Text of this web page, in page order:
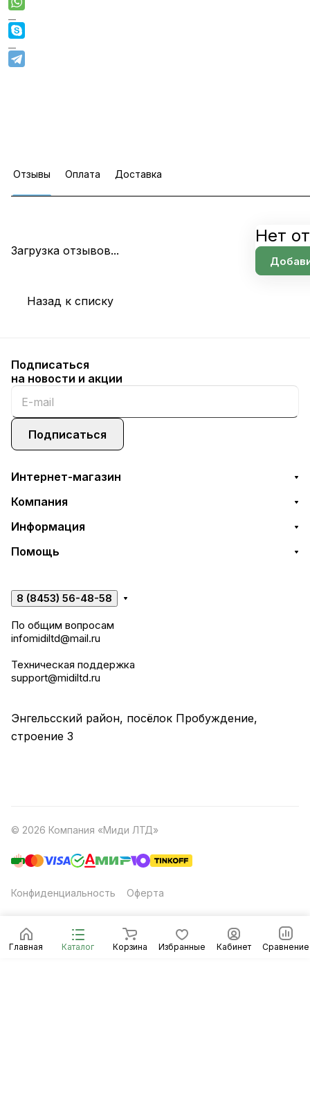
Отзывы Оплата Доставка
Загрузка отзывов...
Нет
Назад к списку
Главная Каталог Корзина Избранные Кабинет Сравнение
Подписаться
на новости и акции
Подписаться
Интернет-магазин
Компания
Информация
Помощь
8 (8453) 56-48-58
По общим вопросам
infomidiltd@mail.ru
Техническая поддержка
support@midiltd.ru
Энгельсский район, посёлок Пробуждение,
строение 3
© 2026 Компания «Миди ЛТД»
Конфиденциальность Оферта